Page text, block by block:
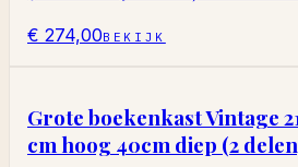
€ 274,00BEKIJK
Grote boekenkast Vintage
cm hoog 40cm diep (2